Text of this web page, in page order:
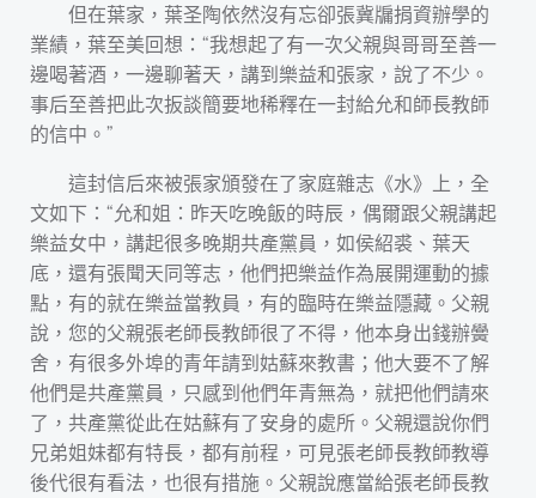
但在葉家，葉圣陶依然沒有忘卻張冀牖捐資辦學的
業績，葉至美回想：“我想起了有一次父親與哥哥至善一
邊喝著酒，一邊聊著天，講到樂益和張家，說了不少。
事后至善把此次扳談簡要地稀釋在一封給允和師長教師
的信中。”
這封信后來被張家頒發在了家庭雜志《水》上，全
文如下：“允和姐：昨天吃晚飯的時辰，偶爾跟父親講起
樂益女中，講起很多晚期共產黨員，如侯紹裘、葉天
底，還有張聞天同等志，他們把樂益作為展開運動的據
點，有的就在樂益當教員，有的臨時在樂益隱藏。父親
說，您的父親張老師長教師很了不得，他本身出錢辦黌
舍，有很多外埠的青年請到姑蘇來教書；他大要不了解
他們是共產黨員，只感到他們年青無為，就把他們請來
了，共產黨從此在姑蘇有了安身的處所。父親還說你們
兄弟姐妹都有特長，都有前程，可見張老師長教師教導
後代很有看法，也很有措施。父親說應當給張老師長教